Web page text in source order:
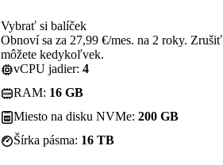
Vybrať si balíček
Obnoví sa za 27,99 €/mes. na 2 roky. Zrušiť
môžete kedykoľvek.
vCPU jadier: 4
RAM: 16 GB
Miesto na disku NVMe: 200 GB
Šírka pásma: 16 TB